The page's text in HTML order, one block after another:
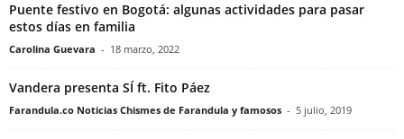
Puente festivo en Bogotá: algunas actividades para pasar
estos días en familia
Carolina Guevara - 18 marzo, 2022
Vandera presenta SÍ ft. Fito Páez
Farandula.co Noticias Chismes de Farandula y famosos - 5 julio, 2019